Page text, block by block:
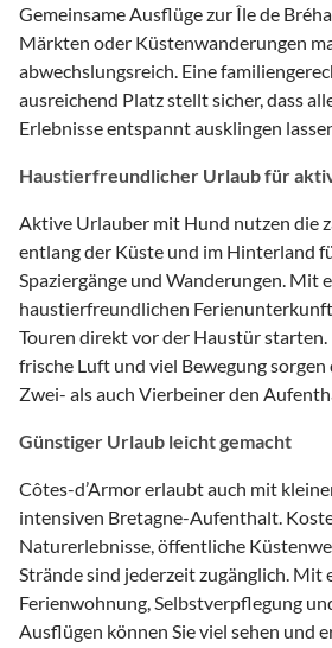
Gemeinsame Ausflüge zur Île de
Märkten oder Küstenwanderungen
abwechslungsreich. Eine
ausreichend Platz stellt sicher, dass
Erlebnisse entspannt ausklingen
Haustierfreundlicher Urlaub für
Aktive Urlauber mit Hund nutzen die
entlang der Küste und im Hinterland
Spaziergänge und Wanderungen. Mit
haustierfreundlichen
Touren direkt vor der Haustür
frische Luft und viel Bewegung sorgen
Zwei- als auch Vierbeiner den
Günstiger Urlaub leicht gemacht
Côtes-d’Armor erlaubt auch mit
intensiven Bretagne-Aufenthalt.
Naturerlebnisse, öffentliche
Strände sind jederzeit zugänglich. Mit
Ferienwohnung, Selbstverpflegung
Ausflügen können Sie viel sehen und